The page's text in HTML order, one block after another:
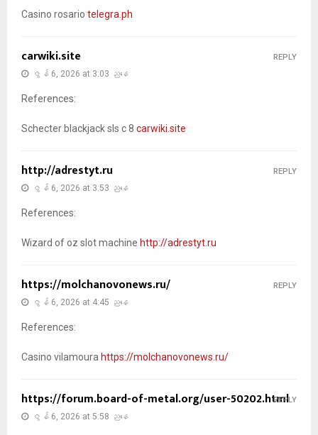
Casino rosario telegra.ph
carwiki.site
ဇွန် 6, 2026 at 3:03 ညနေ
References:
Schecter blackjack sls c 8 carwiki.site
REPLY
http://adrestyt.ru
ဇွန် 6, 2026 at 3:53 ညနေ
References:
Wizard of oz slot machine http://adrestyt.ru
REPLY
https://molchanovonews.ru/
ဇွန် 6, 2026 at 4:45 ညနေ
References:
Casino vilamoura https://molchanovonews.ru/
REPLY
https://forum.board-of-metal.org/user-50202.html
ဇွန် 6, 2026 at 5:58 ညနေ
REPLY